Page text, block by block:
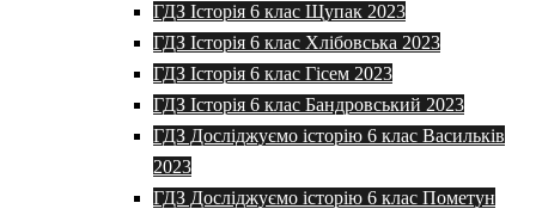
ГДЗ Історія 6 клас Щупак 2023
ГДЗ Історія 6 клас Хлібовська 2023
ГДЗ Історія 6 клас Гісем 2023
ГДЗ Історія 6 клас Бандровський 2023
ГДЗ Досліджуємо історію 6 клас Васильків
2023
ГДЗ Досліджуємо історію 6 клас Пометун